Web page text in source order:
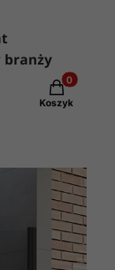
Produkty
Koszyk